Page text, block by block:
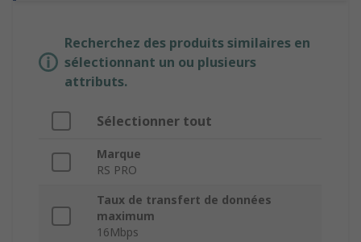
Recherchez des produits similaires en
sélectionnant un ou plusieurs
attributs.
Sélectionner tout
Marque
RS PRO
Taux de transfert de données
maximum
16Mbps